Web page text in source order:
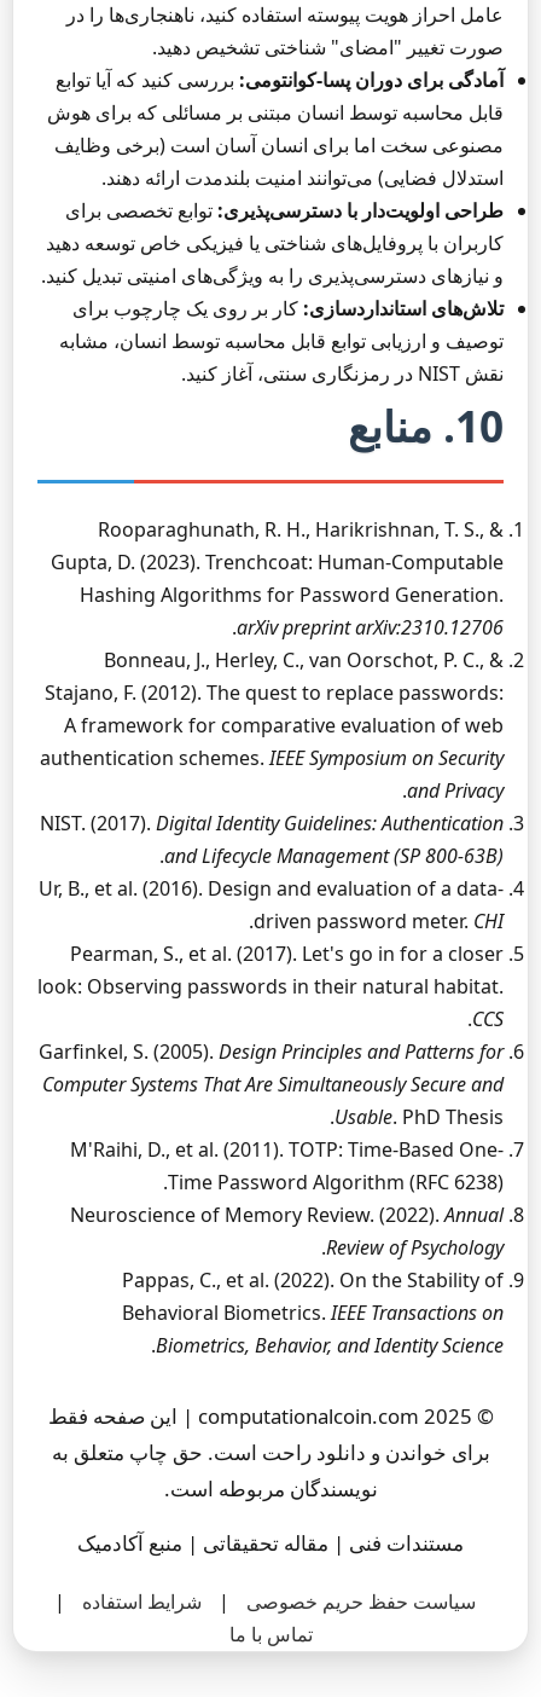
عامل احراز هویت پیوسته استفاده کنید، ناهنجاری‌ها را در
صورت تغییر "امضای" شناختی تشخیص دهید.
آمادگی برای دوران پسا-کوانتومی: بررسی کنید که آیا توابع
قابل محاسبه توسط انسان مبتنی بر مسائلی که برای هوش
مصنوعی سخت اما برای انسان آسان است (برخی وظایف
استدلال فضایی) می‌توانند امنیت بلندمدت ارائه دهند.
طراحی اولویت‌دار با دسترسی‌پذیری: توابع تخصصی برای
کاربران با پروفایل‌های شناختی یا فیزیکی خاص توسعه دهید
و نیازهای دسترسی‌پذیری را به ویژگی‌های امنیتی تبدیل کنید.
تلاش‌های استانداردسازی: کار بر روی یک چارچوب برای
توصیف و ارزیابی توابع قابل محاسبه توسط انسان، مشابه
نقش NIST در رمزنگاری سنتی، آغاز کنید.
10. منابع
Rooparaghunath, R. H., Harikrishnan, T. S., &
Gupta, D. (2023). Trenchcoat: Human-Computable
Hashing Algorithms for Password Generation.
arXiv preprint arXiv:2310.12706
.
Bonneau, J., Herley, C., van Oorschot, P. C., &
Stajano, F. (2012). The quest to replace passwords:
A framework for comparative evaluation of web
authentication schemes.IEEE Symposium on Security
and Privacy
.
NIST. (2017). Digital Identity Guidelines: Authentication
and Lifecycle Management (SP 800-63B)
.
Ur, B., et al. (2016). Design and evaluation of a data-
driven password meter. CHI
.
Pearman, S., et al. (2017). Let's go in for a closer
look: Observing passwords in their natural habitat.
CCS
.
Garfinkel, S. (2005). Design Principles and Patterns for
Computer Systems That Are Simultaneously Secure and
Usable. PhD Thesis.
M'Raihi, D., et al. (2011). TOTP: Time-Based One-
Time Password Algorithm (RFC 6238).
Neuroscience of Memory Review. (2022).Annual
Review of Psychology
.
Pappas, C., et al. (2022). On the Stability of
Behavioral Biometrics.IEEE Transactions on
Biometrics, Behavior, and Identity Science
.
© 2025 computationalcoin.com | این صفحه فقط
برای خواندن و دانلود راحت است. حق چاپ متعلق به
نویسندگان مربوطه است.
مستندات فنی | مقاله تحقیقاتی | منبع آکادمیک
سیاست حفظ حریم خصوصی | شرایط استفاده
|
تماس با ما